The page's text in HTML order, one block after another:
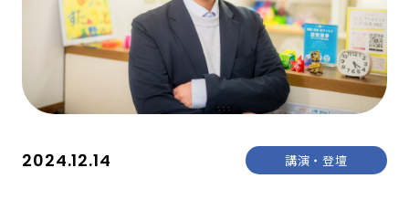
2024.12.14 講演・登壇